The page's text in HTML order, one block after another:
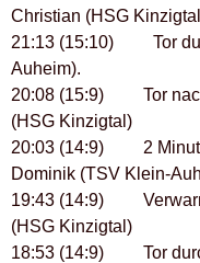
Christian (HSG
21:13 (15:10) Tor
Auheim).
20:08 (15:9) Tor nach
(HSG Kinzigtal)
20:03 (14:9) 2
Dominik (TSV Klein-
19:43 (14:9)
(HSG Kinzigtal)
18:53 (14:9) Tor